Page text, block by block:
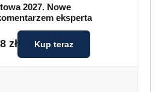
2027. Nowe
eksperta
zł Kup teraz